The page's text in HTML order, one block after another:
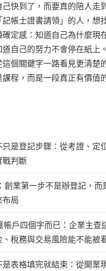
快到了，而要真的陪人走
帳士證書請領」的人，想
定感：知道自己為什麼現
自己的努力不會停在紙上
個關鍵字一路看見更清楚
程，而是一段真正有價值
是登記步驟：從考證、定
戰判斷
創業第一步不是辦登記，而
布局
戶四個字而已：企業主查
稅務與交易風險能不能被
表格填完就結束：從開業